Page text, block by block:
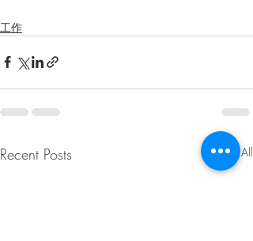
工作
Recent Posts See All